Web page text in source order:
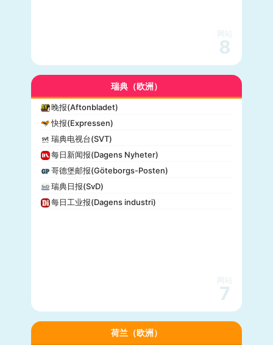
网站
8
瑞典（欧洲）
晚报(Aftonbladet)
快报(Expressen)
瑞典电视台(SVT)
每日新闻报(Dagens Nyheter)
哥德堡邮报(Göteborgs-Posten)
瑞典日报(SvD)
每日工业报(Dagens industri)
网站
7
荷兰（欧洲）